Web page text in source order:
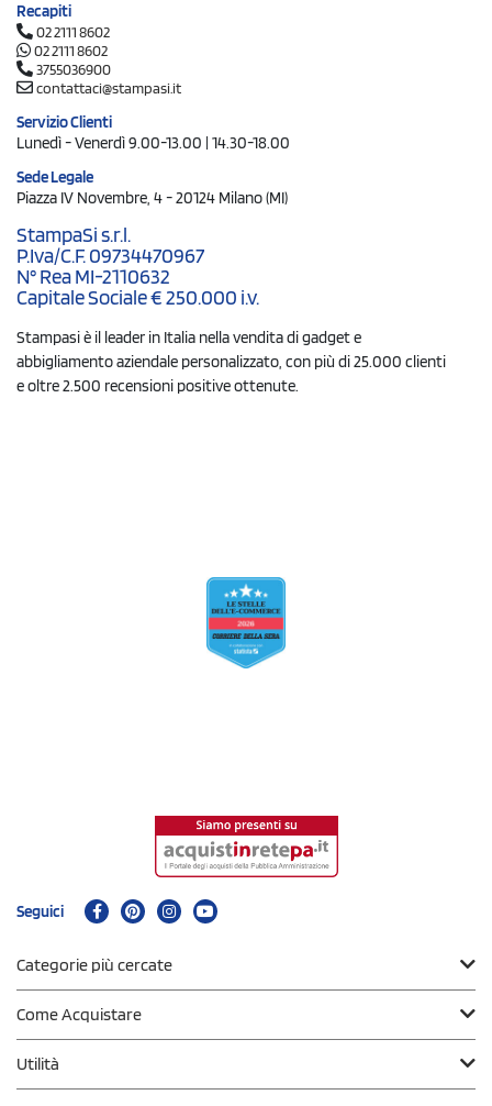
Recapiti
02 2111 8602
02 2111 8602
3755036900
contattaci@stampasi.it
Servizio Clienti
Lunedì - Venerdì 9.00-13.00 | 14.30-18.00
Sede Legale
Piazza IV Novembre, 4 - 20124 Milano (MI)
StampaSi s.r.l.
P.Iva/C.F. 09734470967
N° Rea MI-2110632
Capitale Sociale € 250.000 i.v.
Stampasi è il leader in Italia nella vendita di gadget e
abbigliamento aziendale personalizzato, con più di 25.000 clienti
e oltre 2.500 recensioni positive ottenute.
Seguici
Categorie più cercate
Come Acquistare
Utilità